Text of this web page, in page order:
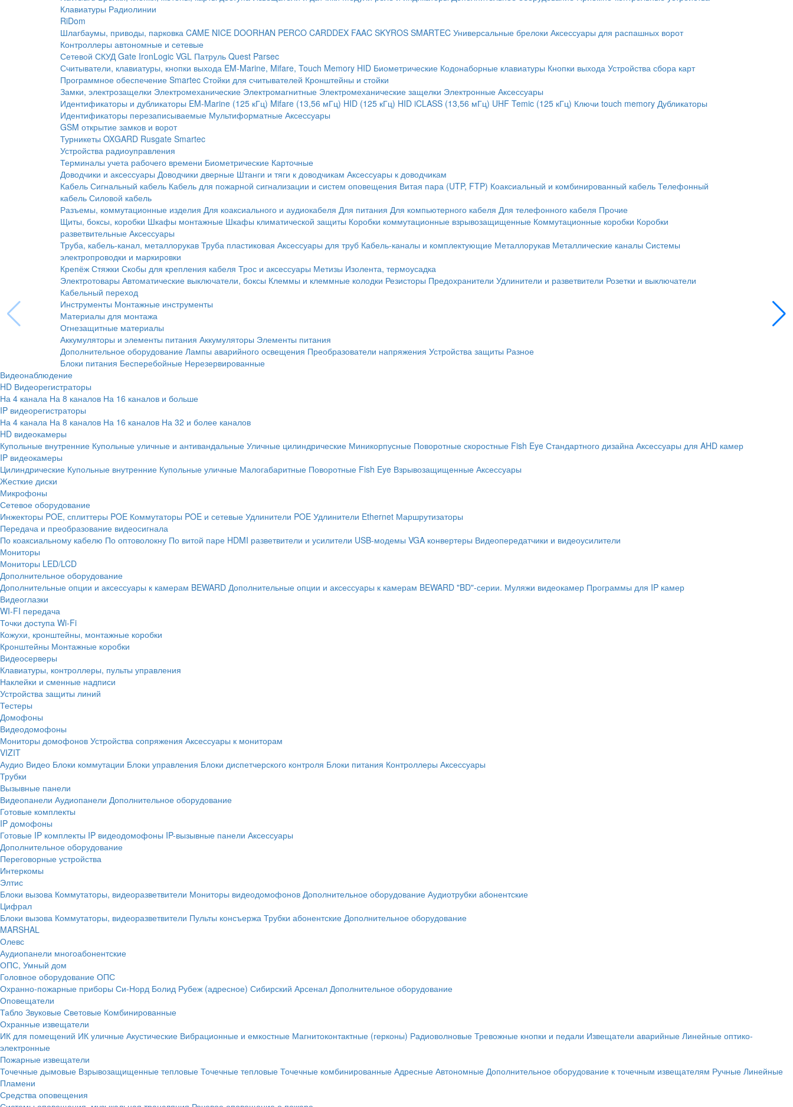
Клавиатуры Радиолинии
RiDom
Шлагбаумы, приводы, парковка CAME NICE DOORHAN PERCO CARDDEX FAAC SKYROS SMARTEC Универсальные брелоки Аксессуары для распашных ворот
Контроллеры автономные и сетевые
Сетевой СКУД Gate IronLogic VGL Патруль Quest Parsec
Считыватели, клавиатуры, кнопки выхода EM-Marine, Mifare, Touch Memory HID Биометрические Кодонаборные клавиатуры Кнопки выхода Устройства сбора карт
Программное обеспечение Smartec Стойки для считывателей Кронштейны и стойки
Замки, электрозащелки Электромеханические Электромагнитные Электромеханические защелки Электронные Аксессуары
Идентификаторы и дубликаторы EM-Marine (125 кГц) Mifare (13,56 мГц) HID (125 кГц) HID iCLASS (13,56 мГц) UHF Temic (125 кГц) Ключи touch memory Дубликаторы
Идентификаторы перезаписываемые Мультиформатные Аксессуары
GSM открытие замков и ворот
Турникеты OXGARD Rusgate Smartec
Устройства радиоуправления
Терминалы учета рабочего времени Биометрические Карточные
Доводчики и аксессуары Доводчики дверные Штанги и тяги к доводчикам Аксессуары к доводчикам
Кабель Сигнальный кабель Кабель для пожарной сигнализации и систем оповещения Витая пара (UTP, FTP) Коаксиальный и комбинированный кабель Телефонный
кабель Силовой кабель
Разъемы, коммутационные изделия Для коаксиального и аудиокабеля Для питания Для компьютерного кабеля Для телефонного кабеля Прочие
Щиты, боксы, коробки Шкафы монтажные Шкафы климатической защиты Коробки коммутационные взрывозащищенные Коммутационные коробки Коробки
разветвительные Аксессуары
Труба, кабель-канал, металлорукав Труба пластиковая Аксессуары для труб Кабель-каналы и комплектующие Металлорукав Металлические каналы Системы
электропроводки и маркировки
Крепёж Стяжки Скобы для крепления кабеля Трос и аксессуары Метизы Изолента, термоусадка
Электротовары Автоматические выключатели, боксы Клеммы и клеммные колодки Резисторы Предохранители Удлинители и разветвители Розетки и выключатели
Кабельный переход
Инструменты Монтажные инструменты
Материалы для монтажа
Огнезащитные материалы
Аккумуляторы и элементы питания Аккумуляторы Элементы питания
Дополнительное оборудование Лампы аварийного освещения Преобразователи напряжения Устройства защиты Разное
Блоки питания Бесперебойные Нерезервированные
Видеонаблюдение
HD Видеорегистраторы
На 4 канала На 8 каналов На 16 каналов и больше
IP видеорегистраторы
На 4 канала На 8 каналов На 16 каналов На 32 и более каналов
HD видеокамеры
Купольные внутренние Купольные уличные и антивандальные Уличные цилиндрические Миникорпусные Поворотные скоростные Fish Eye Стандартного дизайна Аксессуары для AHD камер
IP видеокамеры
Цилиндрические Купольные внутренние Купольные уличные Малогабаритные Поворотные Fish Eye Взрывозащищенные Аксессуары
Жесткие диски
Микрофоны
Сетевое оборудование
Инжекторы POE, сплиттеры POE Коммутаторы POE и сетевые Удлинители POE Удлинители Ethernet Маршрутизаторы
Передача и преобразование видеосигнала
По коаксиальному кабелю По оптоволокну По витой паре HDMI разветвители и усилители USB-модемы VGA конвертеры Видеопередатчики и видеоусилители
Мониторы
Мониторы LED/LCD
Дополнительное оборудование
Дополнительные опции и аксессуары к камерам BEWARD Дополнительные опции и аксессуары к камерам BEWARD "BD"-серии. Муляжи видеокамер Программы для IP камер
Видеоглазки
WI-FI передача
Точки доступа Wi-Fi
Кожухи, кронштейны, монтажные коробки
Кронштейны Монтажные коробки
Видеосерверы
Клавиатуры, контроллеры, пульты управления
Наклейки и сменные надписи
Устройства защиты линий
Тестеры
Домофоны
Видеодомофоны
Мониторы домофонов Устройства сопряжения Аксессуары к мониторам
VIZIT
Аудио Видео Блоки коммутации Блоки управления Блоки диспетчерского контроля Блоки питания Контроллеры Аксессуары
Трубки
Вызывные панели
Видеопанели Аудиопанели Дополнительное оборудование
Готовые комплекты
IP домофоны
Готовые IP комплекты IP видеодомофоны IP-вызывные панели Аксессуары
Дополнительное оборудование
Переговорные устройства
Интеркомы
Элтис
Блоки вызова Коммутаторы, видеоразветвители Мониторы видеодомофонов Дополнительное оборудование Аудиотрубки абонентские
Цифрал
Блоки вызова Коммутаторы, видеоразветвители Пульты консъержа Трубки абонентские Дополнительное оборудование
MARSHAL
Олевс
Аудиопанели многоабонентские
ОПС, Умный дом
Головное оборудование ОПС
Охранно-пожарные приборы Си-Норд Болид Рубеж (адресное) Сибирский Арсенал Дополнительное оборудование
Оповещатели
Табло Звуковые Световые Комбинированные
Охранные извещатели
ИК для помещений ИК уличные Акустические Вибрационные и емкостные Магнитоконтактные (герконы) Радиоволновые Тревожные кнопки и педали Извещатели аварийные Линейные оптико-
электронные
Пожарные извещатели
Точечные дымовые Взрывозащищенные тепловые Точечные тепловые Точечные комбинированные Адресные Автономные Дополнительное оборудование к точечным извещателям Ручные Линейные
Пламени
Средства оповещения